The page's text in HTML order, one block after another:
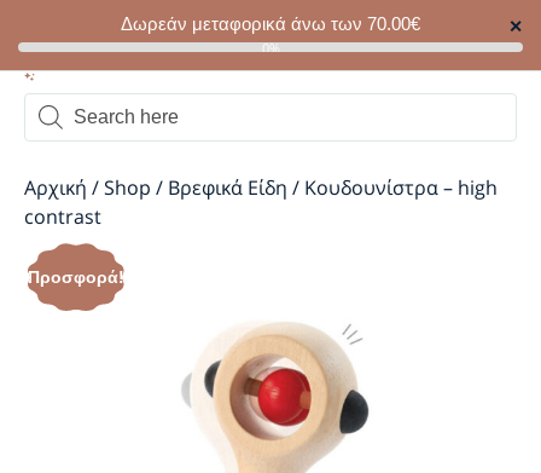
Δωρεάν μεταφορικά άνω των 70.00€ ✕
0%
Αρχική /Shop / Βρεφικά Είδη / Κουδουνίστρα – high
contrast
Προσφορά!